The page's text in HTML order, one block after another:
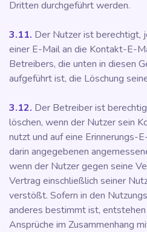
Dritten durchgeführt werden.
3.11. Der Nutzer ist berechtigt,
einer E-Mail an die Kontakt-E-
Betreibers, die unten in diesen
aufgeführt ist, die Löschung
3.12. Der Betreiber ist
löschen, wenn der Nutzer sein
nutzt und auf eine Erinnerungs-
darin angegebenen
wenn der Nutzer gegen seine
Vertrag einschließlich seiner
verstößt. Sofern in den
anderes bestimmt ist,
Ansprüche im Zusammenhang